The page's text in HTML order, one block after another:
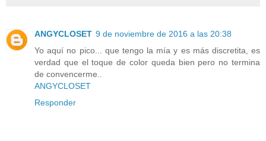
ANGYCLOSET 9 de noviembre de 2016 a las 20:38
Yo aquí no pico... que tengo la mía y es más discretita, es
verdad que el toque de color queda bien pero no termina
de convencerme..
ANGYCLOSET
Responder